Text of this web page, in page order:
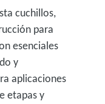
cuchillos,
para
esenciales
y
aplicaciones
etapas y